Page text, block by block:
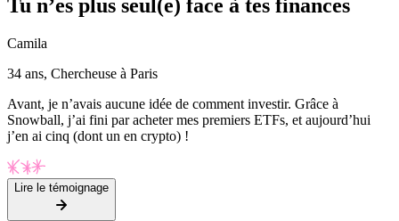
Tu n’es plus seul(e) face à tes finances
Camila
34 ans, Chercheuse à Paris
Avant, je n’avais aucune idée de comment investir. Grâce à
Snowball, j’ai fini par acheter mes premiers ETFs, et aujourd’hui
j’en ai cinq (dont un en crypto) !
Lire le témoignage